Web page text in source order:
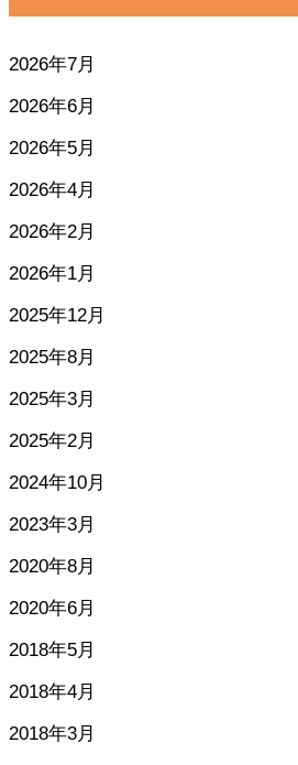
2026年7月
2026年6月
2026年5月
2026年4月
2026年2月
2026年1月
2025年12月
2025年8月
2025年3月
2025年2月
2024年10月
2023年3月
2020年8月
2020年6月
2018年5月
2018年4月
2018年3月